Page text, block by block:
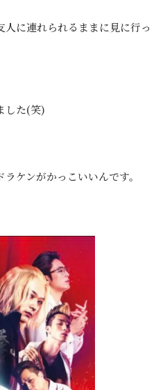
に連れられるままに見に行っ
した(笑)
ケンがかっこいいんです。